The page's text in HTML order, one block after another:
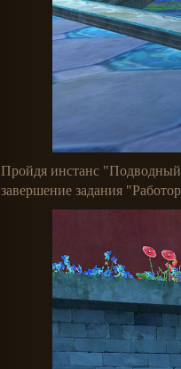
Пройдя инстанс "Подводный
завершение задания